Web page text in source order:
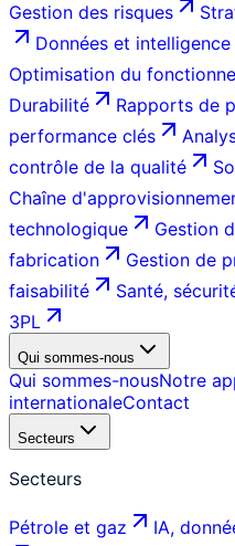
Gestion des risques
Données et
Optimisation du
Durabilité
Rapports de
performance clés
contrôle de la qualité
Chaîne
technologique
Gestion
fabrication
Gestion de
faisabilité
Santé,
3PL
Qui sommes-nous
Qui sommes-nousNotre
internationaleContact
Secteurs
Secteurs
Pétrole et gaz
IA,